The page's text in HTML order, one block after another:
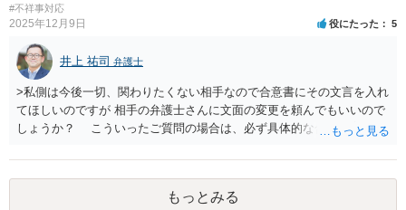
#不祥事対応
2025年12月9日 役にたった 5
井上 祐司 弁護士
>私側は今後一切、関わりたくない相手なので合意書にその文言を入れ
てほしいのですが 相手の弁護士さんに文面の変更を頼んでもいいので
しょうか？ こういったご質問の場合は、必ず具体的な合意書案をも
には、ご質問のような懸念を払しょくするために、 「甲及び乙は，本
示談書に記載するもののほか，甲と乙の間には何らの債権債務が存し
ないことを相互に確認する。」 という清算条項を入れることが一般的
もっとみる